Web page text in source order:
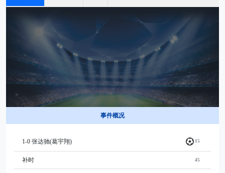
事件概况
1-0 张达驰(葛宇翔) 15
补时 45